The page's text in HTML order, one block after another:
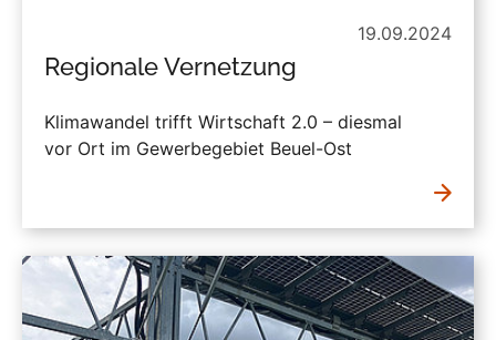
19.09.2024
Regionale Vernetzung
Klimawandel trifft Wirtschaft 2.0 – diesmal
vor Ort im Gewerbegebiet Beuel-Ost